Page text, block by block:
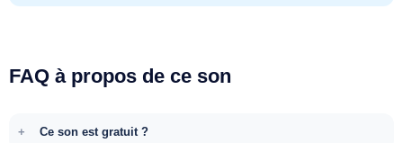
FAQ à propos de ce son
Ce son est gratuit ?